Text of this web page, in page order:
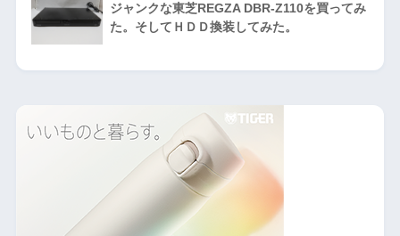
ジャンクな東芝REGZA DBR-Z110を買ってみ
た。そしてＨＤＤ換装してみた。